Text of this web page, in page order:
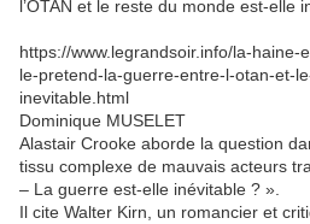
l’OTAN et le reste du monde est-elle
https://www.legrandsoir.info/la-haine-
le-pretend-la-guerre-entre-l-otan-et-
inevitable.html
Dominique MUSELET
Alastair Crooke aborde la question
tissu complexe de mauvais acteurs
– La guerre est-elle inévitable ? ».
Il cite Walter Kirn, un romancier et